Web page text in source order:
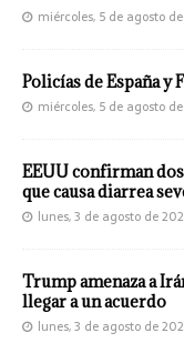
miércoles, 5 de agosto
Policías de España y
miércoles, 5 de agosto
EEUU confirman
que causa diarrea
lunes, 3 de agosto de
Trump amenaza a
llegar a un acuerdo
lunes, 3 de agosto de